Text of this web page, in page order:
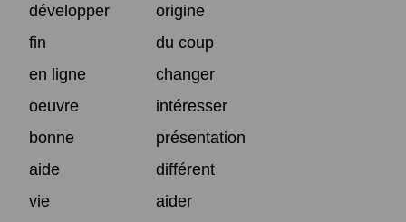
développer
origine
fin
du coup
en ligne
changer
oeuvre
intéresser
bonne
présentation
aide
différent
vie
aider